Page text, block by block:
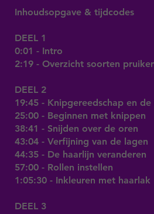
Inhoudsopgave & tijdcodes
DEEL 1
0:01 - Intro
2:19 - Overzicht soorten
DEEL 2
19:45 - Knipgereedschap en
25:00 - Beginnen met knippen
38:41 - Snijden over de oren
43:04 - Verfijning van de lagen
44:35 - De haarlijn veranderen
57:00 - Rollen instellen
1:05:30 - Inkleuren met haarlak
DEEL 3